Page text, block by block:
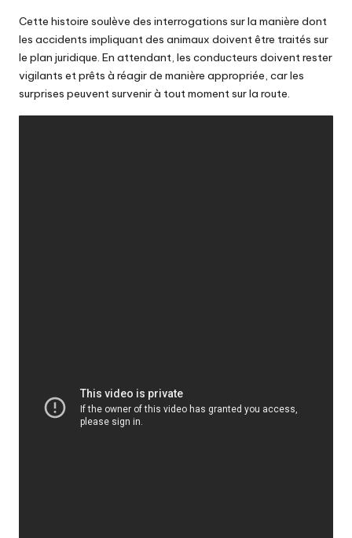
Cette histoire soulève des interrogations sur la manière dont
les accidents impliquant des animaux doivent être traités sur
le plan juridique. En attendant, les conducteurs doivent rester
vigilants et prêts à réagir de manière appropriée, car les
surprises peuvent survenir à tout moment sur la route.